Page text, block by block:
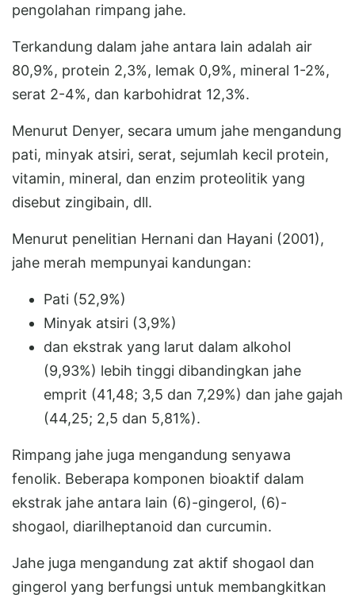
pengolahan rimpang jahe.
Terkandung dalam jahe antara lain adalah air
80,9%, protein 2,3%, lemak 0,9%, mineral 1-2%,
serat 2-4%, dan karbohidrat 12,3%.
Menurut Denyer, secara umum jahe mengandung
pati, minyak atsiri, serat, sejumlah kecil protein,
vitamin, mineral, dan enzim proteolitik yang
disebut zingibain, dll.
Menurut penelitian Hernani dan Hayani (2001),
jahe merah mempunyai kandungan:
Pati (52,9%)
Minyak atsiri (3,9%)
dan ekstrak yang larut dalam alkohol
(9,93%) lebih tinggi dibandingkan jahe
emprit (41,48; 3,5 dan 7,29%) dan jahe gajah
(44,25; 2,5 dan 5,81%).
Rimpang jahe juga mengandung senyawa
fenolik. Beberapa komponen bioaktif dalam
ekstrak jahe antara lain (6)-gingerol, (6)-
shogaol, diarilheptanoid dan curcumin.
Jahe juga mengandung zat aktif shogaol dan
gingerol yang berfungsi untuk membangkitkan